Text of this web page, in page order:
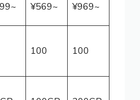
¥569~ ¥969~
100 100